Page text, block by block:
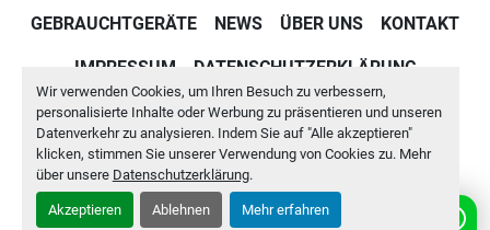
Wir verwenden Cookies, um Ihren Besuch zu verbessern,
personalisierte Inhalte oder Werbung zu präsentieren und unseren
Datenverkehr zu analysieren. Indem Sie auf "Alle akzeptieren"
klicken, stimmen Sie unserer Verwendung von Cookies zu. Mehr
über unsere Datenschutzerklärung.
Akzeptieren Ablehnen Mehr erfahren
GEBRAUCHTGERÄTE NEWS ÜBER UNS KONTAKT
IMPRESSUM DATENSCHUTZERKLÄRUNG
GESCHÄFTSBEDINGUNGEN
Cookie-Einstellungen